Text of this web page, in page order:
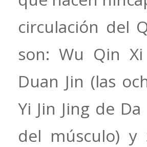
circulación del
son: Wu Qin
Duan Jin (las
Yi Jin Jing de
del músculo) y